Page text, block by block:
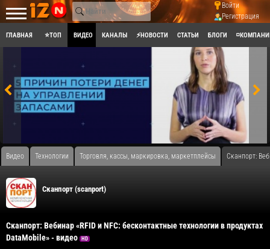
Войти
Регистрация
ГЛАВНАЯ ⭐ТОП ВИДЕО КАНАЛЫ ⚡НОВОСТИ СТАТЬИ БЛОГИ
Видео Технологии Торговля, кассы, маркировка, маркетплейсы Сканпорт:
Сканпорт (scanport)
Сканпорт: Вебинар «RFID и NFC: бесконтактные технологии в продуктах
DataMobile» - видео
HD